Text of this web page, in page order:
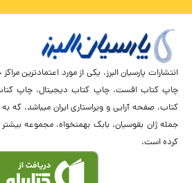
انتشارات پارسیان البرز، یکی از مورد اعتمادترین
چاپ کتاب افست، چاپ کتاب دیجیتال، چاپ
کتاب، صفحه آرایی و ویراستاری ایران میباشد، که
جمله ژان بقوسیان، بابک بهمنخواه، مجموعه
کرده است.